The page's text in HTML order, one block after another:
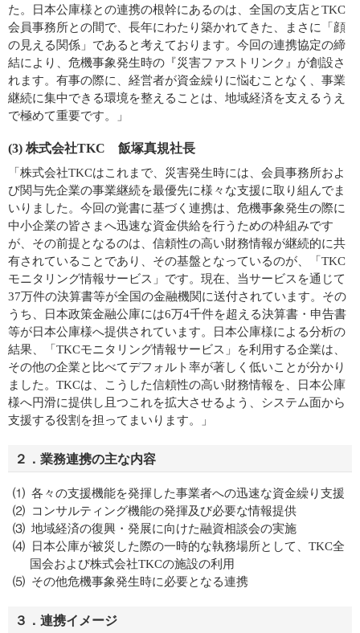
た。日本公庫様との連携の根幹にあるのは、全国の支店とTKC
会員事務所との間で、長年にわたり築かれてきた、まさに「顔
の見える関係」であると考えております。今回の連携協定の締
結により、危機事象発生時の『災害ファストリンク』が創設さ
れます。有事の際に、経営者が資金繰りに悩むことなく、事業
継続に集中できる環境を整えることは、地域経済を支えるうえ
で極めて重要です。」
(3) 株式会社TKC 飯塚真規社長
「株式会社TKCはこれまで、災害発生時には、会員事務所およ
び関与先企業の事業継続を最優先に様々な支援に取り組んでま
いりました。今回の覚書に基づく連携は、危機事象発生の際に
中小企業の皆さまへ迅速な資金供給を行うための枠組みです
が、その前提となるのは、信頼性の高い財務情報が継続的に共
有されていることであり、その基盤となっているのが、「TKC
モニタリング情報サービス」です。現在、当サービスを通じて
37万件の決算書等が全国の金融機関に送付されています。その
うち、日本政策金融公庫には6万4千件を超える決算書・申告書
等が日本公庫様へ提供されています。日本公庫様による分析の
結果、「TKCモニタリング情報サービス」を利用する企業は、
その他の企業と比べてデフォルト率が著しく低いことが分かり
ました。TKCは、こうした信頼性の高い財務情報を、日本公庫
様へ円滑に提供し且つこれを拡大させるよう、システム面から
支援する役割を担ってまいります。」
２．業務連携の主な内容
各々の支援機能を発揮した事業者への迅速な資金繰り支援
コンサルティング機能の発揮及び必要な情報提供
地域経済の復興・発展に向けた融資相談会の実施
日本公庫が被災した際の一時的な執務場所として、TKC全
国会および株式会社TKCの施設の利用
その他危機事象発生時に必要となる連携
３．連携イメージ